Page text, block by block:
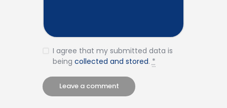
I agree that my submitted data is
being collected and stored.*